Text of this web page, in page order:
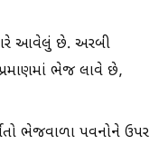
આવેલું છે. અરબી
ભેજ લાવે છે,
ભેજવાળા પવનોને ઉપર